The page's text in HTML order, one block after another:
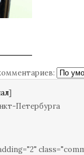
]
Петербурга